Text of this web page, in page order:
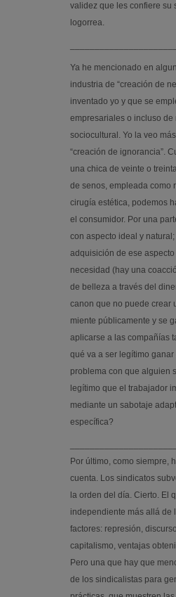
validez que les confiere su
logorrea.
Ya he mencionado en
industria de “creación de
inventado yo y que se
empresariales o incluso
sociocultural. Yo la veo
“creación de ignorancia”.
una chica de veinte o
de senos, empleada como
cirugía estética, podemos
el consumidor. Por una
con aspecto ideal y
adquisición de ese
necesidad (hay una
de belleza a través del
canon que no puede crear
miente públicamente y se
aplicarse a las compañías
qué va a ser legítimo
problema con que alguien
legítimo que el trabajador
mediante un sabotaje
específica?
Por último, como siempre,
cuenta. Los sindicatos
la orden del día. Cierto. El
independiente más allá de
factores: represión,
capitalismo, ventajas
Pero una que hay que
de los sindicalistas para